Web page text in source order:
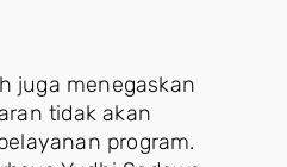
juga menegaskan
tidak akan
program.